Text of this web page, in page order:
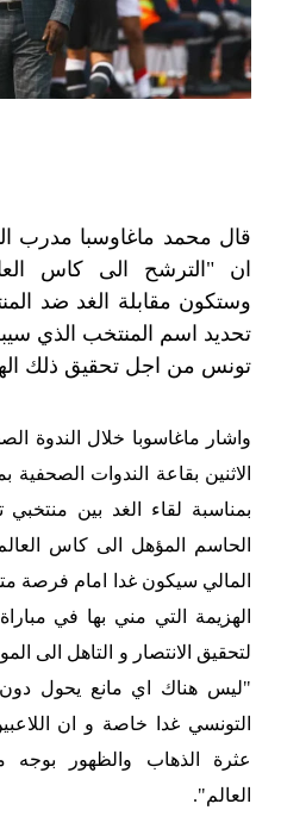
قال محمد ماغاوسبا مدرب
ان "الترشح الى كاس
وستكون مقابلة الغد ضد
تحديد اسم المنتخب الذي
تونس من اجل تحقيق ذلك
واشار ماغاسوبا خلال الندوة
الاثنين بقاعة الندوات
بمناسبة لقاء الغد بين
المالي سيكون غدا امام فرصة
الهزيمة التي مني بها في
لتحقيق الانتصار و التاهل الى
"ليس هناك اي مانع يحول
التونسي غدا خاصة و ان
عثرة الذهاب والظهور
العالم".